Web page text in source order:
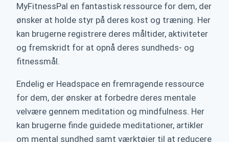
MyFitnessPal en fantastisk ressource for dem, der
ønsker at holde styr på deres kost og træning. Her
kan brugerne registrere deres måltider, aktiviteter
og fremskridt for at opnå deres sundheds- og
fitnessmål.
Endelig er Headspace en fremragende ressource
for dem, der ønsker at forbedre deres mentale
velvære gennem meditation og mindfulness. Her
kan brugerne finde guidede meditationer, artikler
om mental sundhed samt værktøjer til at reducere